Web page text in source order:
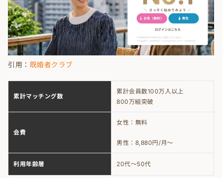
引用： 既婚者クラブ
累計マッチング数
累計会員数100万人以上
800万組突破
会費
女性：無料
男性：8,880円/月〜
利用年齢層 20代〜50代